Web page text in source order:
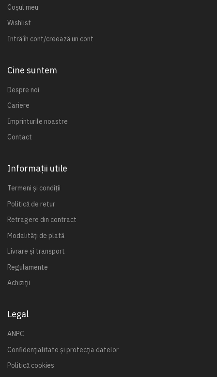
Coșul meu
Wishlist
Intră în cont/creează un cont
Cine suntem
Despre noi
Cariere
Imprinturile noastre
Contact
Informații utile
Termeni și condiții
Politică de retur
Retragere din contract
Modalități de plată
Livrare și transport
Regulamente
Achiziții
Legal
ANPC
Confidențialitate și protecția datelor
Politică cookies